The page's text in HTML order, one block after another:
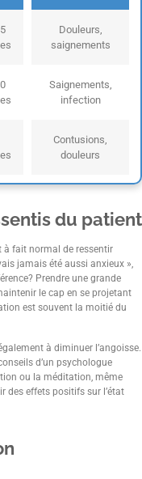
Douleurs,
saignements
Saignements,
infection
Contusions,
douleurs
du patient
à fait normal de ressentir
jamais été aussi anxieux »,
Prendre une grande
le cap en se projetant
est souvent la moitié du
à diminuer l’angoisse.
d’un psychologue
ou la méditation, même
des effets positifs sur l’état